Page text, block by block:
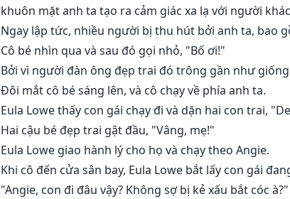
khuôn mặt anh ta tạo ra cảm giác xa lạ với người
Ngay lập tức, nhiều người bị thu hút bởi anh ta, bao
Cô bé nhìn qua và sau đó gọi nhỏ, "Bố ơi!"
Bởi vì người đàn ông đẹp trai đó trông gần như
Đôi mắt cô bé sáng lên, và cô chạy về phía anh ta.
Eula Lowe thấy con gái chạy đi và dặn hai con trai,
Hai cậu bé đẹp trai gật đầu, "Vâng, mẹ!"
Eula Lowe giao hành lý cho họ và chạy theo Angie.
Khi cô đến cửa sân bay, Eula Lowe bắt lấy con gái
"Angie, con đi đâu vậy? Không sợ bị kẻ xấu bắt cóc à?"